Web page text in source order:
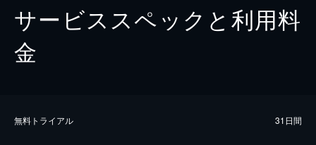
サービススペックと利用料
金
無料トライアル 31日間